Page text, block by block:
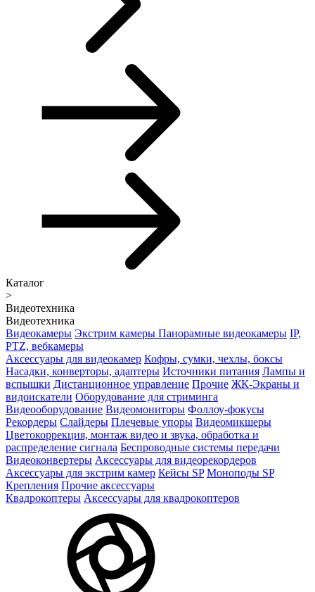
Каталог
>
Видеотехника
Видеотехника
Видеокамеры Экстрим камеры Панорамные видеокамеры IP,
PTZ, вебкамеры
Аксессуары для видеокамер Кофры, сумки, чехлы, боксы
Насадки, конверторы, адаптеры Источники питания Лампы и
вспышки Дистанционное управление Прочие ЖК-Экраны и
видоискатели Оборудование для стриминга
Видеооборудование Видеомониторы Фоллоу-фокусы
Рекордеры Слайдеры Плечевые упоры Видеомикшеры
Цветокоррекция, монтаж видео и звука, обработка и
распределение сигнала Беспроводные системы передачи
Видеоконвертеры Аксессуары для видеорекордеров
Аксессуары для экстрим камер Кейсы SP Моноподы SP
Крепления Прочие аксессуары
Квадрокоптеры Аксессуары для квадрокоптеров